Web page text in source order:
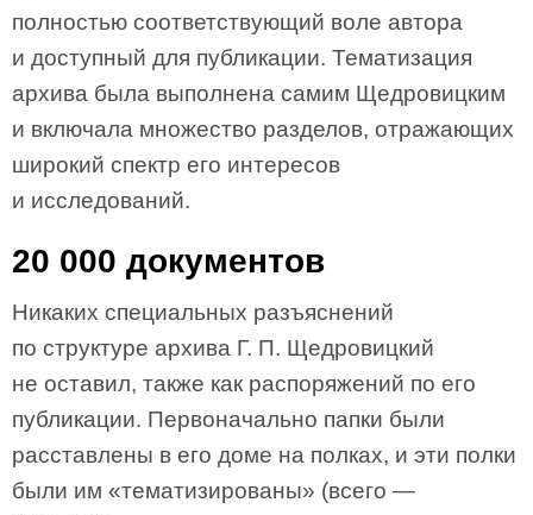
полностью соответствующий воле автора
и доступный для публикации. Тематизация
архива была выполнена самим Щедровицким
и включала множество разделов, отражающих
широкий спектр его интересов
и исследований.
20 000 документов
Никаких специальных разъяснений
по структуре архива Г. П. Щедровицкий
не оставил, также как распоряжений по его
публикации. Первоначально папки были
расставлены в его доме на полках, и эти полки
были им «тематизированы» (всего —